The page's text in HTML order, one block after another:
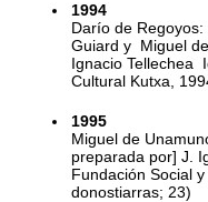
1994
Darío de
Guiard y Miguel
Ignacio Tellechea
Cultural Kutxa,
1995
Miguel de
preparada por] J.
Fundación Social
donostiarras; 23)